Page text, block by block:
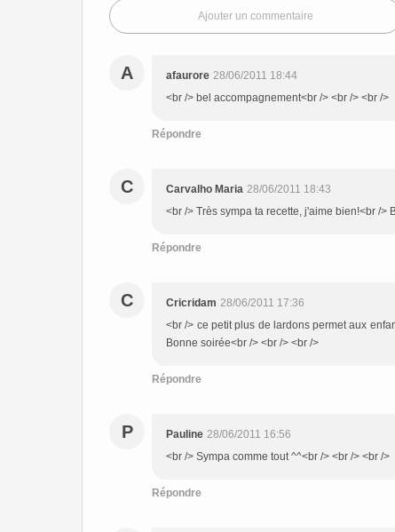
Ajouter un commentaire
A afaurore 28/06/2011 18:44
<br /> bel accompagnement<br /> <br /> <br />
Répondre
C Carvalho Maria 28/06/2011 18:43
<br /> Très sympa ta recette, j'aime bien!<br /
Répondre
C Cricridam 28/06/2011 17:36
<br /> ce petit plus de lardons permet aux
Bonne soirée<br /> <br /> <br />
Répondre
P Pauline 28/06/2011 16:56
<br /> Sympa comme tout ^^<br /> <br /> <br />
Répondre